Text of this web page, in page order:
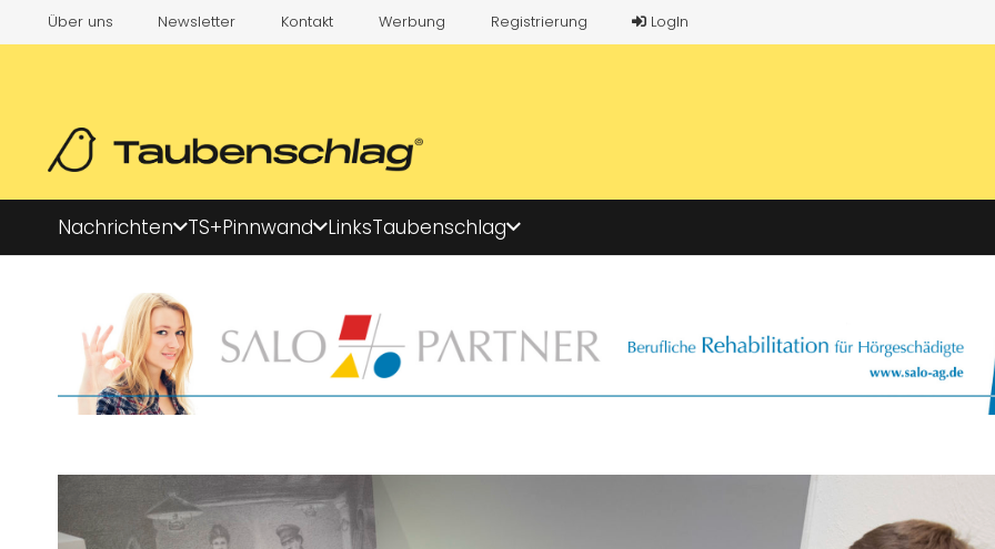
Über uns Newsletter Kontakt Werbung Registrierung LogIn
Nachrichten TS+Pinnwand LinksTaubenschlag